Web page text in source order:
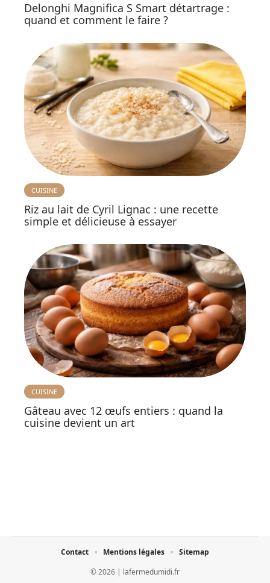
Delonghi Magnifica S Smart détartrage :
quand et comment le faire ?
CUISINE
Riz au lait de Cyril Lignac : une recette
simple et délicieuse à essayer
CUISINE
Gâteau avec 12 œufs entiers : quand la
cuisine devient un art
© 2026 | lafermedumidi.fr
Contact Mentions légales Sitemap